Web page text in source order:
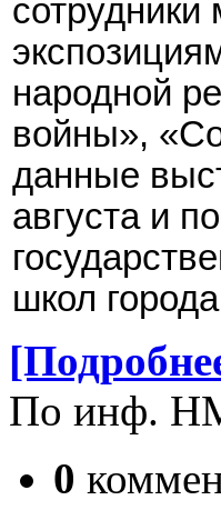
народной
войны»,
данные
августа и
школ
По инф.
0